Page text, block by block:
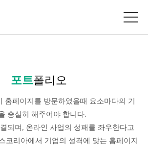
포트폴리오
홈페이지를 방문하였을때 요소마다의 기
충실히 해주어야 합니다.
되며, 온라인 사업의 성패를 좌우한다고
코리아에서 기업의 성격에 맞는 홈페이지